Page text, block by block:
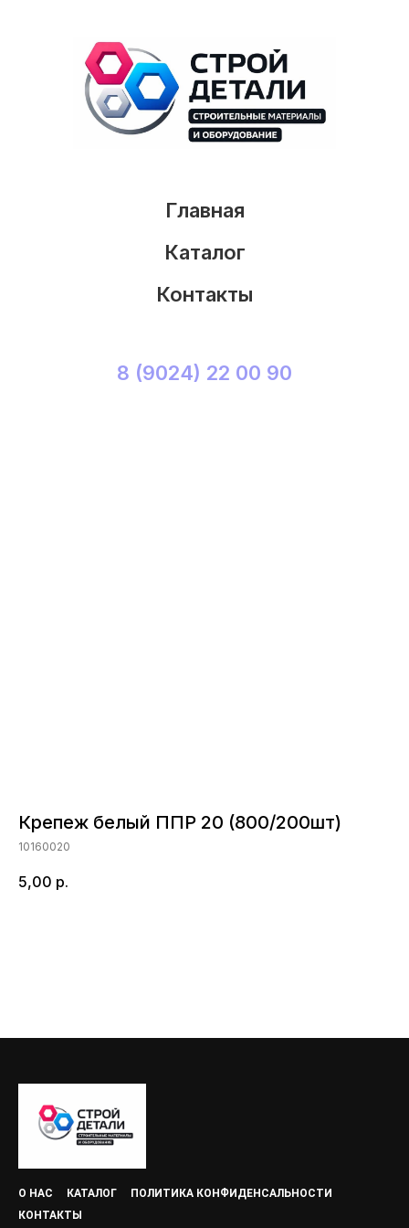
Главная
Каталог
Контакты
8 (9024) 22 00 90
Крепеж белый ППР 20 (800/200шт)
10160020
5,00 р.
О НАС КАТАЛОГ
ПОЛИТИКА КОНФИДЕНСАЛЬНОСТИ
КОНТАКТЫ